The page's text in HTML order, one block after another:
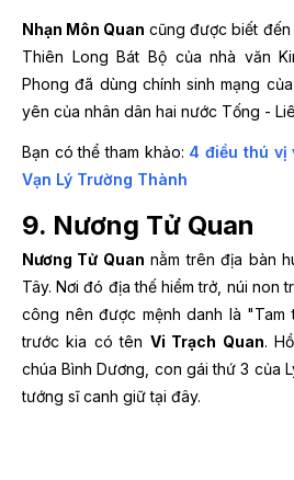
Nhạn Môn Quan cũng được biết
Thiên Long Bát Bộ của nhà văn
Phong đã dùng chính sinh mạng
yên của nhân dân hai nước Tống -
Bạn có thể tham khảo: 4 điều thú vị
Vạn Lý Trường Thành
9. Nương Tử Quan
Nương Tử Quan nằm trên địa bàn
Tây. Nơi đó địa thế hiểm trở, núi non
công nên được mệnh danh là "Tam
trước kia có tên Vi Trạch Quan.
chúa Bình Dương, con gái thứ 3 của
tướng sĩ canh giữ tại đây.